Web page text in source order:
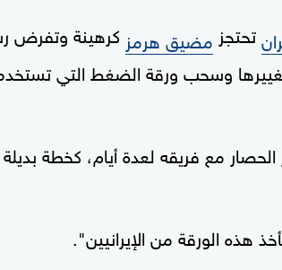
تحتجز مضيق هرمز كرهينة وتفرض
وسحب ورقة الضغط التي
مع فريقه لعدة أيام، كخطة
هذه الورقة من الإيرانيين".